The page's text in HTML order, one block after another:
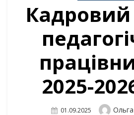
2025-
Posted
01.09.2025 Author